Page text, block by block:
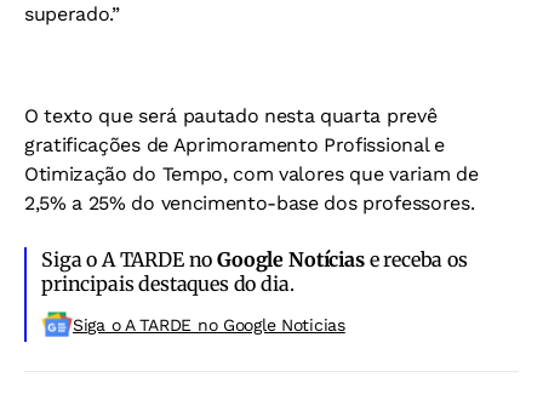
superado.”
O texto que será pautado nesta quarta prevê
gratificações de Aprimoramento Profissional e
Otimização do Tempo, com valores que variam de
2,5% a 25% do vencimento-base dos professores.
Siga o A TARDE noGoogle Notíciase receba os
principais destaques do dia.
Siga o A TARDE no Google Noticias